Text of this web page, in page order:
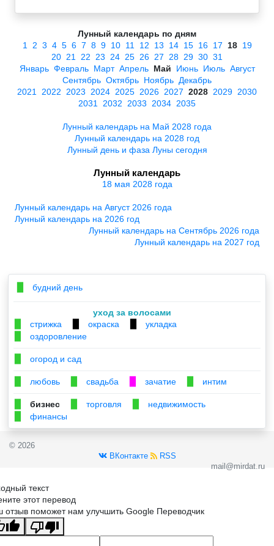
Лунный календарь по дням
1
2 3 4 5 6 7 8 9 10 11 12 13 14 15 16 17 18 19
20 21 22 23 24 25 26 27 28 29 30 31
Январь Февраль Март Апрель Май Июнь Июль Август
Сентябрь Октябрь Ноябрь Декабрь
2021
2022 2023 2024 2025 2026 2027 2028 2029 2030
2031
2032 2033 2034 2035
Лунный календарь на Май 2028 года
Лунный календарь на 2028 год
Лунный день и фаза Луны сегодня
Лунный календарь
18 мая 2028 года
Лунный календарь на Август 2026 года
Лунный календарь на 2026 год
Лунный календарь на Сентябрь 2026 года
Лунный календарь на 2027 год
будний день
уход за волосами
стрижка окраска укладка
оздоровление
огород и сад
любовь свадьба зачатие интим
бизнес торговля недвижимость
финансы
© 2026
ВКонтакте
RSS
mail@mirdat.ru
текст
этот перевод
отзыв поможет нам улучшить Google Переводчик